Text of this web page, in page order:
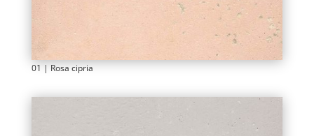
01 | Rosa cipria